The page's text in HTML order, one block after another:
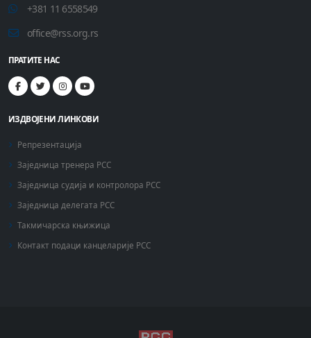
+381 11 6558549
office@rss.org.rs
ПРАТИТЕ НАС
ИЗДВОЈЕНИ ЛИНКОВИ
Репрезентација
Заједница тренера РСС
Заједница судија и контролора РСС
Заједница делегата РСС
Такмичарска књижица
Контакт подаци канцеларије РСС